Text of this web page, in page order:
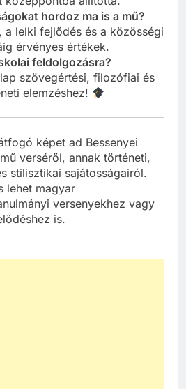
hordoz ma is a mű?
a lelki fejlődés és a közösségi
érvényes értékek.
feldolgozásra?
szövegértési, filozófiai és
elemzéshez!
képet ad Bessenyei
verséről, annak történeti,
stilisztikai sajátosságairól.
lehet magyar
versenyekhez vagy
is.